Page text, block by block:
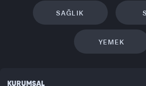
SAĞLIK
YEMEK
KURUMSAL